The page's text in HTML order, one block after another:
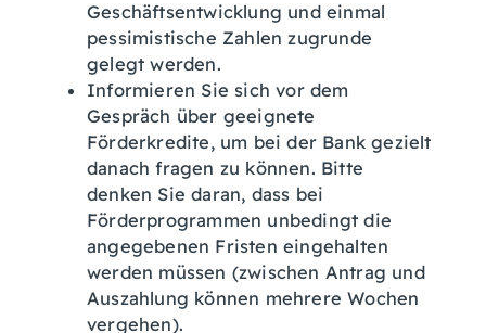
Geschäftsentwicklung und einmal
pessimistische Zahlen zugrunde
gelegt werden.
Informieren Sie sich vor dem
Gespräch über geeignete
Förderkredite, um bei der Bank gezielt
danach fragen zu können. Bitte
denken Sie daran, dass bei
Förderprogrammen unbedingt die
angegebenen Fristen eingehalten
werden müssen (zwischen Antrag und
Auszahlung können mehrere Wochen
vergehen).